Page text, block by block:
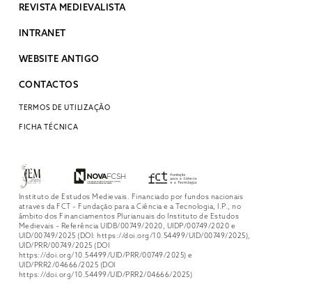
REVISTA MEDIEVALISTA
INTRANET
WEBSITE ANTIGO
CONTACTOS
TERMOS DE UTILIZAÇÃO
FICHA TÉCNICA
Instituto de Estudos Medievais. Financiado por fundos nacionais
através da FCT – Fundação para a Ciência e a Tecnologia, I.P., no
âmbito dos Financiamentos Plurianuais do Instituto de Estudos
Medievais – Referência UIDB/00749/2020, UIDP/00749/2020 e
UID/00749/2025 (DOI: https://doi.org/10.54499/UID/00749/2025),
UID/PRR/00749/2025 (DOI
https://doi.org/10.54499/UID/PRR/00749/2025) e
UID/PRR2/04666/2025 (DOI
https://doi.org/10.54499/UID/PRR2/04666/2025)